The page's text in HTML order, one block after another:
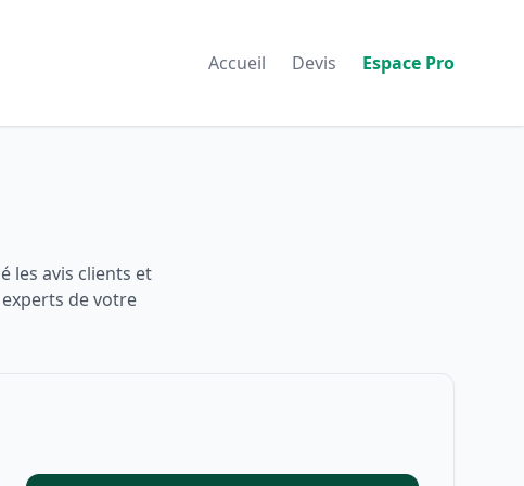
Accueil Devis Espace Pro
les avis clients et
de votre